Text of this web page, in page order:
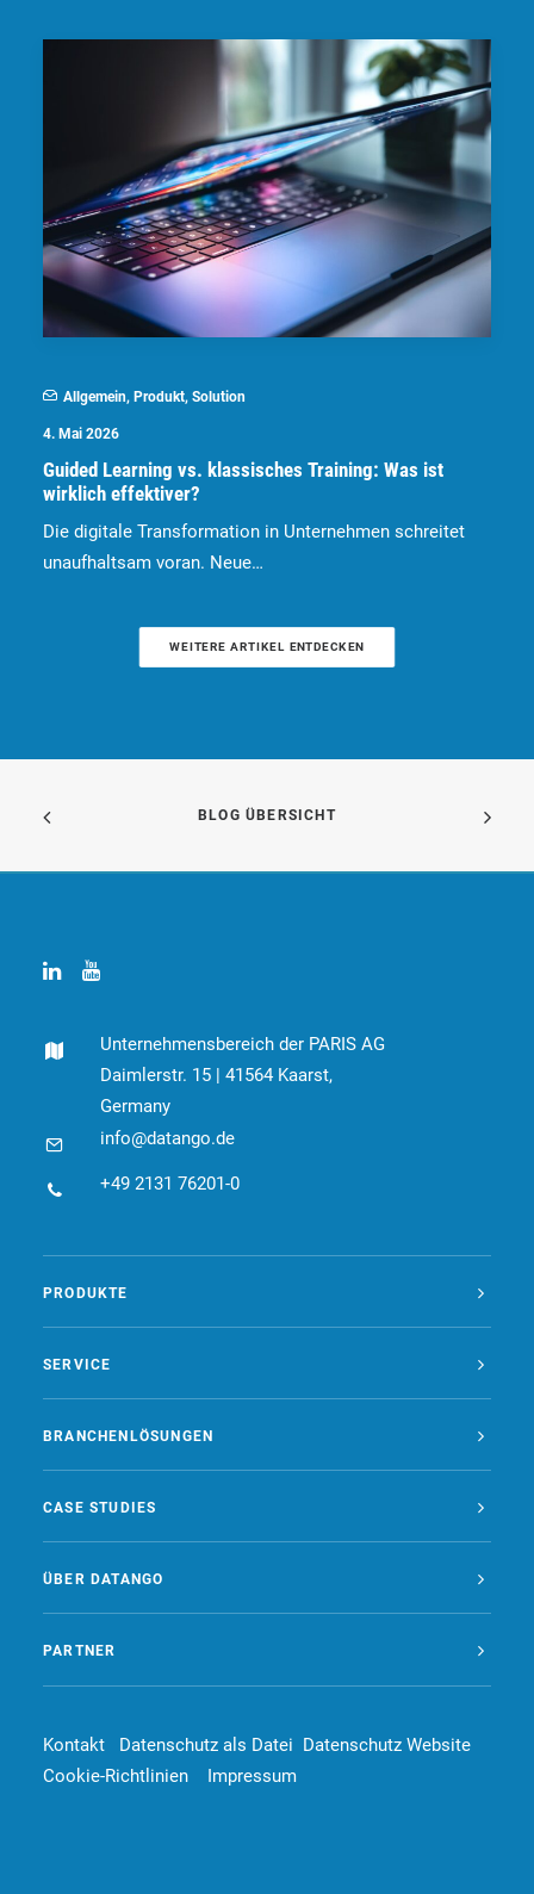
Allgemein, Produkt, Solution
4. Mai 2026
Guided Learning vs. klassisches Training: Was ist
wirklich effektiver?
Die digitale Transformation in Unternehmen schreitet
unaufhaltsam voran. Neue…
WEITERE ARTIKEL ENTDECKEN
BLOG ÜBERSICHT
Unternehmensbereich der PARIS AG
Daimlerstr. 15 | 41564 Kaarst,
Germany
info@datango.de
+49 2131 76201-0
PRODUKTE
SERVICE
BRANCHENLÖSUNGEN
CASE STUDIES
ÜBER DATANGO
PARTNER
Kontakt Datenschutz als Datei Datenschutz Website
Cookie-Richtlinien
Impressum